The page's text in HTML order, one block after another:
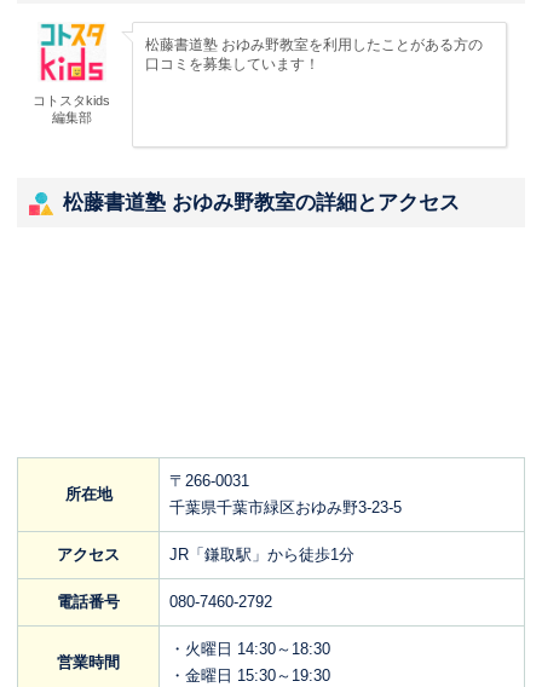
コトスタkids
編集部
松藤書道塾 おゆみ野教室を利用したことがある方の
口コミを募集しています！
松藤書道塾 おゆみ野教室の詳細とアクセス
所在地
〒266-0031
千葉県千葉市緑区おゆみ野3-23-5
アクセス JR「鎌取駅」から徒歩1分
電話番号 080-7460-2792
営業時間
・火曜日 14:30～18:30
・金曜日 15:30～19:30